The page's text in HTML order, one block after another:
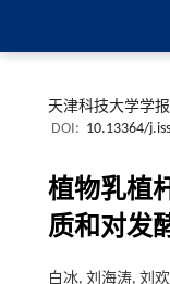
天津科技大学学报
DOI: 10.13364/
植物乳植
质和对发
白冰, 刘海涛, 刘